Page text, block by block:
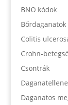
BNO kódok
Bőrdaganatok
Colitis
Crohn-
Csontrák
Daganatos